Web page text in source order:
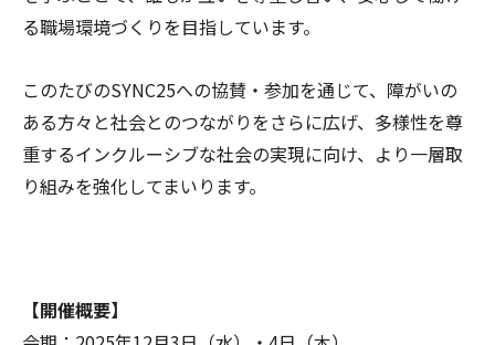
る職場環境づくりを目指しています。
このたびのSYNC25への協賛・参加を通じて、障がいの
ある方々と社会とのつながりをさらに広げ、多様性を尊
重するインクルーシブな社会の実現に向け、より一層取
り組みを強化してまいります。
【開催概要】